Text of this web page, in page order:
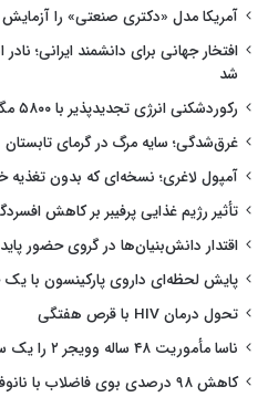
آمریکا مدل «دکتری صنعتی» را
افتخار جهانی برای دانشمند ایرانی؛
شد
رکوردشکنی انرژی تجدیدپذیر با ۵۸۰۰ مگاوات برق
غرق‌شدگی؛ سایه مرگ در گرمای تابستان
آمپول لاغری؛ نسخه‌ای که بدون
تأثیر رژیم غذایی پرفیبر بر کاهش
اقتدار دانش‌بنیان‌ها در گروی حضور
پایش لحظه‌ای داروی پارکینسون با
تحول درمان HIV با قرص هفتگی
ناسا مأموریت ۴۸ ساله وویجر ۲ را یک سال دیگر تمدید کرد
کاهش ۹۸ درصدی بوی فاضلاب با نانوفیلتر ایرانی